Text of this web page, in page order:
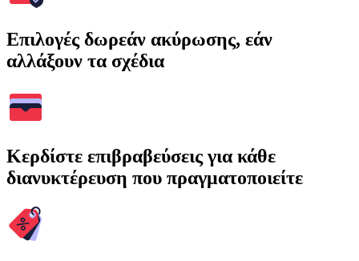
Επιλογές δωρεάν ακύρωσης, εάν
αλλάξουν τα σχέδια
Κερδίστε επιβραβεύσεις για κάθε
διανυκτέρευση που πραγματοποιείτε